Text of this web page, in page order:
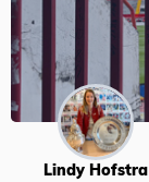
Lindy Hofstra